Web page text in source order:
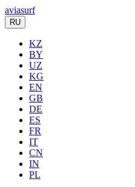
aviasurf
RU
KZ
BY
UZ
KG
EN
GB
DE
ES
FR
IT
CN
IN
PL